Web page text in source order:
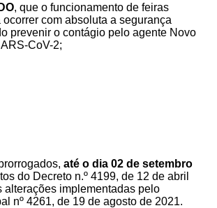
, que o funcionamento de feiras
ocorrer com absoluta a segurança
prevenir o contágio pelo agente Novo
CoV-2;
até o dia 02 de setembro
do Decreto n.º 4199, de 12 de abril
alterações implementadas pelo
nº 4261, de 19 de agosto de 2021.